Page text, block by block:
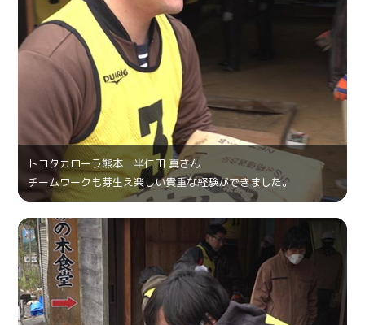
トヨタカローラ熊本 半仁田 真さん
チームワークも芽生え楽しい貴重な経験ができました。